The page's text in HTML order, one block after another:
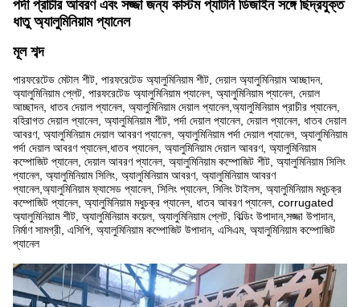
পর্দা প্রাচীর আবরণ এবং সজ্জা জন্য কাস্টম প্যাটার্ন ডিজাইন সঙ্গে ছিদ্রযুক্ত
ধাতু অ্যালুমিনিয়াম প্যানেল
মূল শব্দ
পারফরেটেড মেটাল শীট, পারফরেটেড অ্যালুমিনিয়াম শীট, দেয়াল অ্যালুমিনিয়াম আচ্ছাদন,
অ্যালুমিনিয়াম প্লেট, পারফরেটেড অ্যালুমিনিয়াম প্যানেল, অ্যালুমিনিয়াম প্যানেল, দেয়াল
আচ্ছাদন, ধাতব দেয়াল প্যানেল, অ্যালুমিনিয়াম দেয়াল প্যানেল,অ্যালুমিনিয়াম প্রাচীর প্যানেল,
বহিরাগত দেয়াল প্যানেল, অ্যালুমিনিয়াম শীট, পর্দা দেয়াল প্যানেল, দেয়াল প্যানেল, ধাতব দেয়াল
আবরণ, অ্যালুমিনিয়াম দেয়াল আবরণ প্যানেল, অ্যালুমিনিয়াম পর্দা দেয়াল প্যানেল, অ্যালুমিনিয়াম
পর্দা দেয়াল আবরণ প্যানেল,ধাতব প্যানেল, অ্যালুমিনিয়াম দেয়াল আবরণ, অ্যালুমিনিয়াম
কম্পোজিট প্যানেল, দেয়াল আবরণ প্যানেল, অ্যালুমিনিয়াম কম্পোজিট শীট, অ্যালুমিনিয়াম সিলিং
প্যানেল, অ্যালুমিনিয়াম সিলিং, অ্যালুমিনিয়াম আবরণ, অ্যালুমিনিয়াম আবরণ
প্যানেল,অ্যালুমিনিয়াম ফ্যাসেড প্যানেল, সিলিং প্যানেল, সিলিং টাইলস, অ্যালুমিনিয়াম মধুচক্র
কম্পোজিট প্যানেল, অ্যালুমিনিয়াম মধুচক্র প্যানেল, ধাতব আবরণ প্যানেল, corrugated
অ্যালুমিনিয়াম শীট, অ্যালুমিনিয়াম কয়েল, অ্যালুমিনিয়াম প্লেট, বিল্ডিং উপাদান,সজ্জা উপাদান,
নির্মাণ সামগ্রী, এসিপি, অ্যালুমিনিয়াম কম্পোজিট উপাদান, এসিএম, অ্যালুমিনিয়াম কম্পোজিট
প্যানেল